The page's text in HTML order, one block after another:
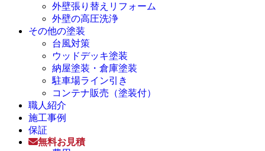
外壁張り替えリフォーム
外壁の高圧洗浄
その他の塗装
台風対策
ウッドデッキ塗装
納屋塗装・倉庫塗装
駐車場ライン引き
コンテナ販売（塗装付）
職人紹介
施工事例
保証
無料お見積